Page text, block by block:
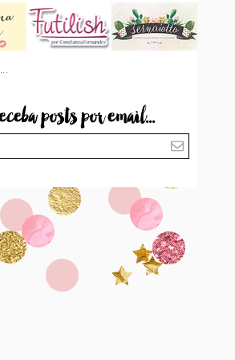
posts por email...